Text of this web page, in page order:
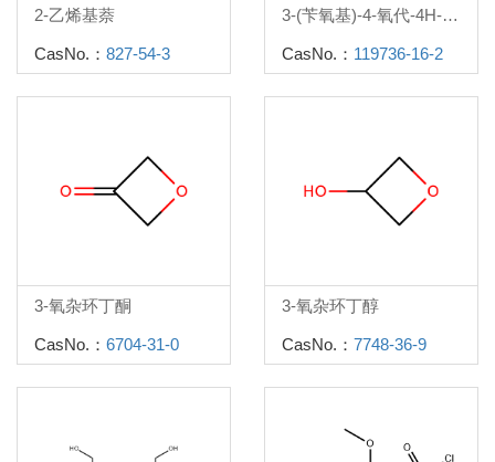
2-乙烯基萘
CasNo.： 827-54-3
3-(苄氧基)-4-氧代-4H-吡喃-2-羧酸
CasNo.： 119736-16-2
3-氧杂环丁酮
CasNo.： 6704-31-0
3-氧杂环丁醇
CasNo.： 7748-36-9